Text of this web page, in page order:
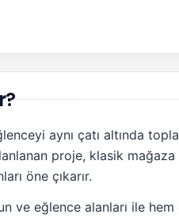
aynı çatı altında
proje, klasik
öne çıkarır.
ve eğlence alanları ile